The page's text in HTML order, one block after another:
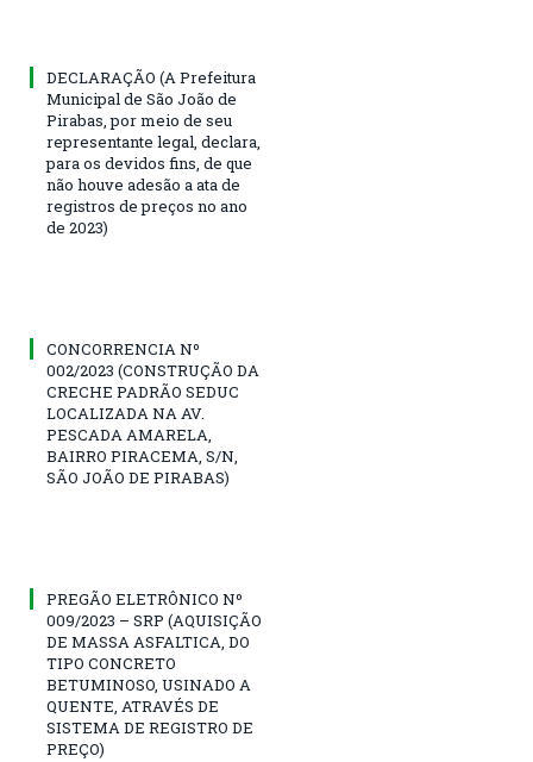
DECLARAÇÃO (A Prefeitura
Municipal de São João de
Pirabas, por meio de seu
representante legal, declara,
para os devidos fins, de que
não houve adesão a ata de
registros de preços no ano
de 2023)
CONCORRENCIA Nº
002/2023 (CONSTRUÇÃO DA
CRECHE PADRÃO SEDUC
LOCALIZADA NA AV.
PESCADA AMARELA,
BAIRRO PIRACEMA, S/N,
SÃO JOÃO DE PIRABAS)
PREGÃO ELETRÔNICO Nº
009/2023 – SRP (AQUISIÇÃO
DE MASSA ASFALTICA, DO
TIPO CONCRETO
BETUMINOSO, USINADO A
QUENTE, ATRAVÉS DE
SISTEMA DE REGISTRO DE
PREÇO)